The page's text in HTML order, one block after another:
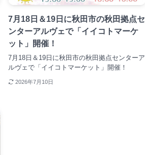
7月18日＆19日に秋田市の秋田拠点セ
ンターアルヴェで「イイコトマーケ
ット」開催！
7月18日＆19日に秋田市の秋田拠点センターア
ルヴェで「イイコトマーケット」開催！
2026年7月10日